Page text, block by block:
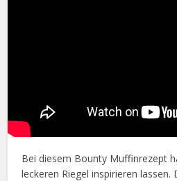
Bei diesem Bounty Muffinrezept
leckeren Riegel inspirieren